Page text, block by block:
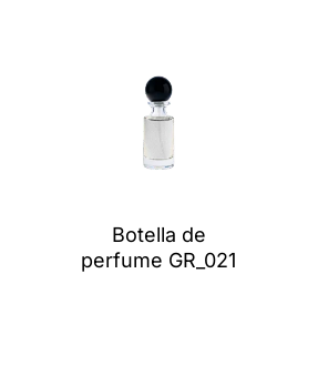
Botella de
perfume GR_021